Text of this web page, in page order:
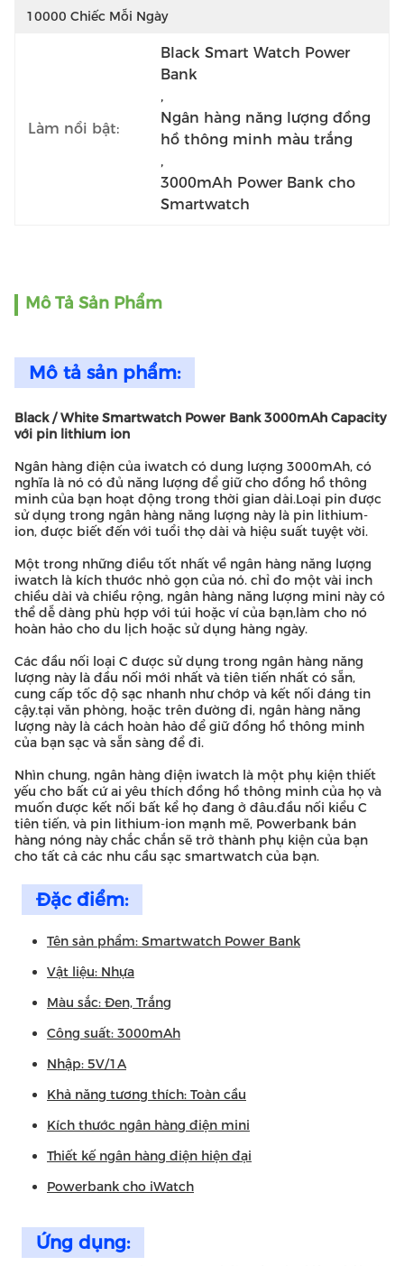
10000 Chiếc Mỗi Ngày
Làm nổi bật:
Black Smart Watch Power
Bank
,
Ngân hàng năng lượng đồng
hồ thông minh màu trắng
,
3000mAh Power Bank cho
Smartwatch
Mô Tả Sản Phẩm
Mô tả sản phẩm:
Black / White Smartwatch Power Bank 3000mAh Capacity
với pin lithium ion
Ngân hàng điện của iwatch có dung lượng 3000mAh, có
nghĩa là nó có đủ năng lượng để giữ cho đồng hồ thông
minh của bạn hoạt động trong thời gian dài.Loại pin được
sử dụng trong ngân hàng năng lượng này là pin lithium-
ion, được biết đến với tuổi thọ dài và hiệu suất tuyệt vời.
Một trong những điều tốt nhất về ngân hàng năng lượng
iwatch là kích thước nhỏ gọn của nó. chỉ đo một vài inch
chiều dài và chiều rộng, ngân hàng năng lượng mini này có
thể dễ dàng phù hợp với túi hoặc ví của bạn,làm cho nó
hoàn hảo cho du lịch hoặc sử dụng hàng ngày.
Các đầu nối loại C được sử dụng trong ngân hàng năng
lượng này là đầu nối mới nhất và tiên tiến nhất có sẵn,
cung cấp tốc độ sạc nhanh như chớp và kết nối đáng tin
cậy.tại văn phòng, hoặc trên đường đi, ngân hàng năng
lượng này là cách hoàn hảo để giữ đồng hồ thông minh
của bạn sạc và sẵn sàng để đi.
Nhìn chung, ngân hàng điện iwatch là một phụ kiện thiết
yếu cho bất cứ ai yêu thích đồng hồ thông minh của họ và
muốn được kết nối bất kể họ đang ở đâu.đầu nối kiểu C
tiên tiến, và pin lithium-ion mạnh mẽ, Powerbank bán
hàng nóng này chắc chắn sẽ trở thành phụ kiện của bạn
cho tất cả các nhu cầu sạc smartwatch của bạn.
Đặc điểm:
Tên sản phẩm: Smartwatch Power Bank
Vật liệu: Nhựa
Màu sắc: Đen, Trắng
Công suất: 3000mAh
Nhập: 5V/1A
Khả năng tương thích: Toàn cầu
Kích thước ngân hàng điện mini
Thiết kế ngân hàng điện hiện đại
Powerbank cho iWatch
Ứng dụng: